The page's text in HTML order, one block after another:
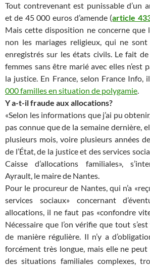
Tout contrevenant est punissable d’un
et de 45 000 euros d’amende (article
Mais cette disposition ne concerne que
non les mariages religieux, qui ne sont
enregistrés sur les états civils. Le fait
femmes sans être marié avec elles n’est
la justice. En France, selon France Info,
000 familles en situation de polygamie.
Y a-t-il fraude aux allocations?
«Selon les informations que j’ai pu
pas connue que de la semaine dernière,
plusieurs mois, voire plusieurs années
de l’État, de la justice et des services
Caisse d’allocations familiales»,
Ayrault, le maire de Nantes.
Pour le procureur de Nantes, qui n’a
services sociaux» concernant
allocations, il ne faut pas «confondre
Nécessaire que l’on vérifie que tout
de manière régulière. Il n’y a
forcément très longue, mais elle ne peut
des situations familiales complexes,